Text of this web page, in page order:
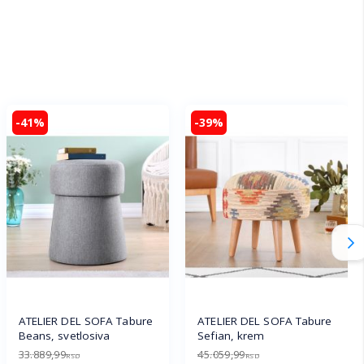
-41%
ATELIER DEL SOFA Tabure
Beans, svetlosiva
33.889,99RSD
-39%
ATELIER DEL SOFA Tabure
Sefian, krem
45.059,99RSD